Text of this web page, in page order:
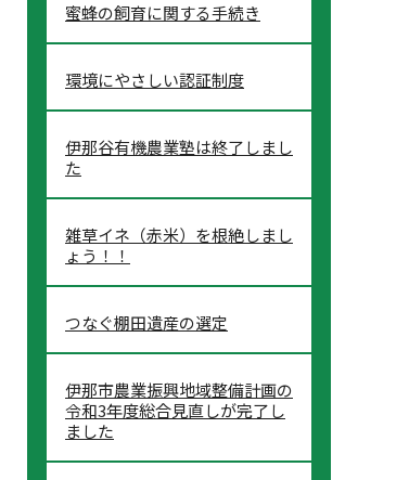
蜜蜂の飼育に関する手続き
環境にやさしい認証制度
伊那谷有機農業塾は終了しまし
た
雑草イネ（赤米）を根絶しまし
ょう！！
つなぐ棚田遺産の選定
伊那市農業振興地域整備計画の
令和3年度総合見直しが完了し
ました